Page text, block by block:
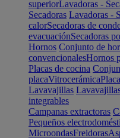
superiorLavadoras -
Secadoras Lavadoras -
calorSecadoras de
evacuaciónSecadoras
Hornos Conjunto de
convencionalesHornos
Placas de cocina
placaVitrocerámica
Lavavajillas
integrables
Campanas extractoras
Pequeños
MicroondasFreidoras